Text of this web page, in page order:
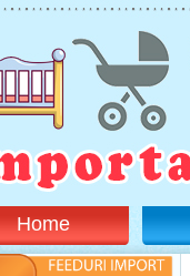
Home